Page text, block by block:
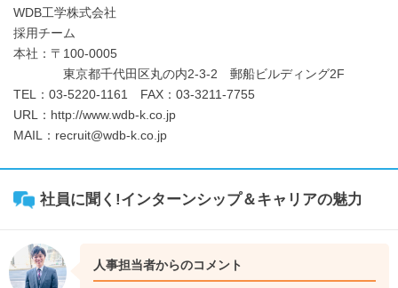
WDB工学株式会社
採用チーム
本社：〒100-0005
東京都千代田区丸の内2-3-2 郵船ビルディング2F
TEL：03-5220-1161 FAX：03-3211-7755
URL：http://www.wdb-k.co.jp
MAIL：recruit@wdb-k.co.jp
社員に聞く!インターンシップ＆キャリアの魅力
人事担当者からのコメント